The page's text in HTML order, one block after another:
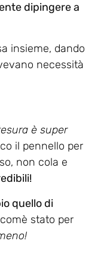
dipingere a
insieme, dando
necessità
è super
il pennello per
non cola e
quello di
stato per